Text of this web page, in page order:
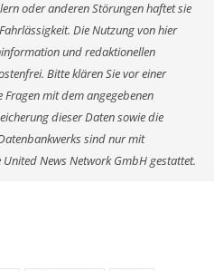
oder anderen Störungen haftet sie
Die Nutzung von hier
und redaktionellen
Bitte klären Sie vor einer
mit dem angegebenen
dieser Daten sowie die
sind nur mit
News Network GmbH gestattet.